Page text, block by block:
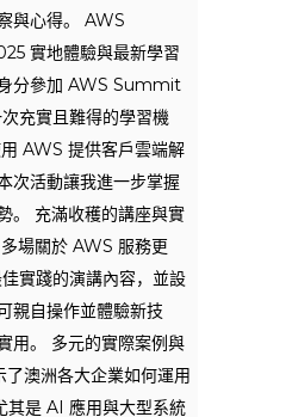
與心得。 AWS
實地體驗與最新學習
分參加 AWS Summit
充實且難得的學習機
AWS 提供客戶雲端解
次活動讓我進一步掌握
。 充滿收穫的講座與實
場關於 AWS 服務更
實踐的演講內容，並設
親自操作並體驗新技
用。 多元的實際案例與
澳洲各大企業如何運用
其是 AI 應用與大型系統